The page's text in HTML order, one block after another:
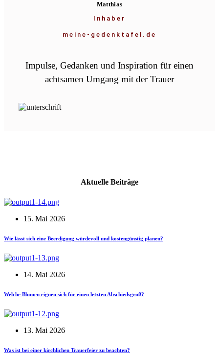
Matthias
Inhaber
meine-gedenktafel.de
Impulse, Gedanken und Inspiration für einen
achtsamen Umgang mit der Trauer
Aktuelle Beiträge
15. Mai 2026
Wie lässt sich eine Beerdigung würdevoll und kostengünstig planen?
14. Mai 2026
Welche Blumen eignen sich für einen letzten Abschiedsgruß?
13. Mai 2026
Was ist bei einer kirchlichen Trauerfeier zu beachten?